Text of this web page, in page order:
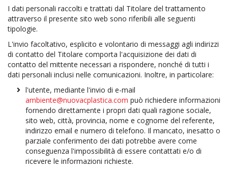
I dati personali raccolti e trattati dal Titolare del trattamento
attraverso il presente sito web sono riferibili alle seguenti
tipologie.
L'invio facoltativo, esplicito e volontario di messaggi agli indirizzi
di contatto del Titolare comporta l'acquisizione dei dati di
contatto del mittente necessari a rispondere, nonché di tutti i
dati personali inclusi nelle comunicazioni. Inoltre, in particolare:
l'utente, mediante l'invio di e-mail
ambiente@nuovacplastica.com può richiedere informazioni
fornendo direttamente i propri dati quali ragione sociale,
sito web, città, provincia, nome e cognome del referente,
indirizzo email e numero di telefono. Il mancato, inesatto o
parziale conferimento dei dati potrebbe avere come
conseguenza l'impossibilità di essere contattati e/o di
ricevere le informazioni richieste.